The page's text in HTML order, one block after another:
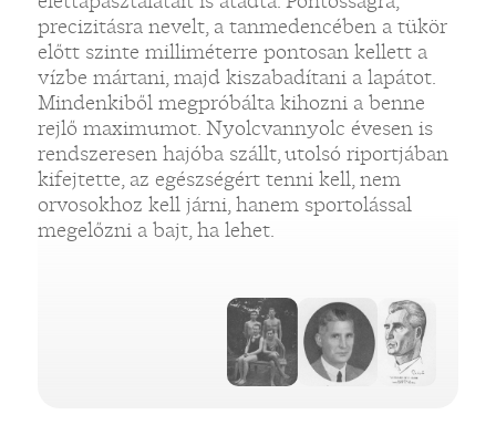
precizitásra nevelt, a tanmedencében a tükör
előtt szinte milliméterre pontosan kellett a
vízbe mártani, majd kiszabadítani a lapátot.
Mindenkiből megpróbálta kihozni a benne
rejlő maximumot. Nyolcvannyolc évesen is
rendszeresen hajóba szállt, utolsó riportjában
kifejtette, az egészségért tenni kell, nem
orvosokhoz kell járni, hanem sportolással
megelőzni a bajt, ha lehet.